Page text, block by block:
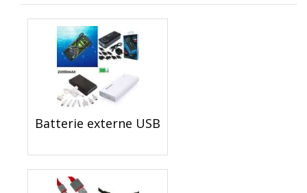
Batterie externe USB